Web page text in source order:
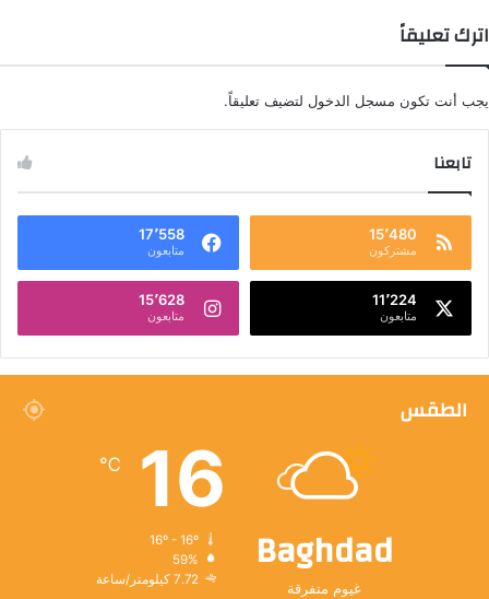
اترك تعليقاً
يجب أنت تكون مسجل الدخول لتضيف تعليقاً.
تابعنا
15٬480
مشتركون
17٬558
متابعون
11٬224
متابعون
15٬628
متابعون
الطقس
Baghdad
غيوم متفرقة
16
℃
59%
7.72 كيلومتر/ساعة